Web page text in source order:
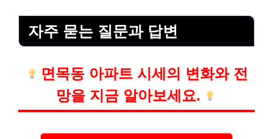
자주 묻는 질문과 답변
면목동 아파트 시세의 변화와 전
망을 지금 알아보세요.